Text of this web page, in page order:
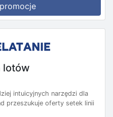
lotów
intuicyjnych narzędzi dla
przeszukuje oferty setek linii